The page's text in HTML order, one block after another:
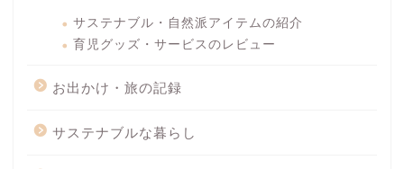
サステナブル・自然派アイテムの紹介
育児グッズ・サービスのレビュー
お出かけ・旅の記録
サステナブルな暮らし